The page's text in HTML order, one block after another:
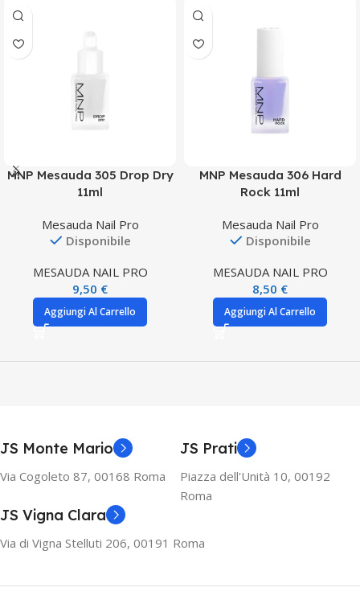
MNP Mesauda 305 Drop Dry
11ml
Mesauda Nail Pro
Disponibile
MESAUDA NAIL PRO
9,50 €
Aggiungi Al Carrello
MNP Mesauda 306 Hard
Rock 11ml
Mesauda Nail Pro
Disponibile
MESAUDA NAIL PRO
8,50 €
Aggiungi Al Carrello
JS Monte Mario
Via Cogoleto 87, 00168 Roma
JS Prati
Piazza dell'Unità 10, 00192
Roma
JS Vigna Clara
Via di Vigna Stelluti 206, 00191 Roma